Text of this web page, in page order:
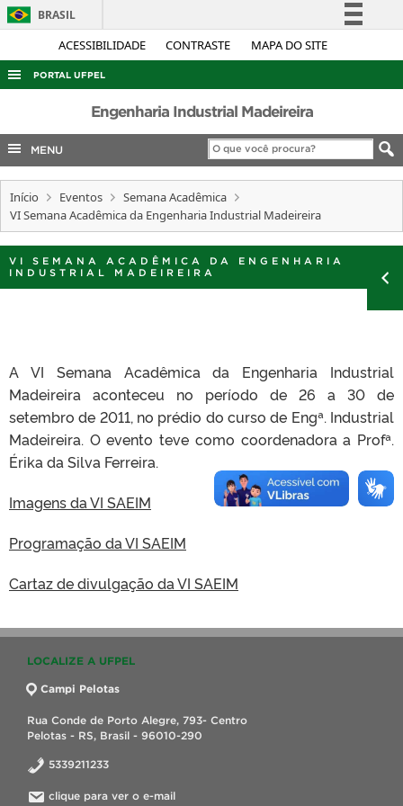
ACESSIBILIDADE CONTRASTE MAPA DO SITE
BRASIL
Simplifique!
Legislação
Canais
PORTAL UFPEL
ACESSO À INFORMAÇÃO
AUDITORIA
COBALTO
CONCURSOS
INTERNACIONAL
OUVIDORIA
Engenharia Industrial Madeireira
MENU
Início Eventos
Semana Acadêmica
VI Semana Acadêmica da Engenharia Industrial Madeireira
VI SEMANA ACADÊMICA DA ENGENHARIA
INDUSTRIAL MADEIREIRA
A VI Semana Acadêmica da Engenharia Industrial
Madeireira aconteceu no período de 26 a 30 de
setembro de 2011, no prédio do curso de Engª. Industrial
Madeireira. O evento teve como coordenadora a Profª.
Érika da Silva Ferreira.
Imagens da VI SAEIM
Programação da VI SAEIM
Cartaz de divulgação da VI SAEIM
LOCALIZE A UFPEL
Campi Pelotas
Rua Conde de Porto Alegre, 793- Centro
Pelotas - RS, Brasil - 96010-290
5339211233
clique para ver o e-mail